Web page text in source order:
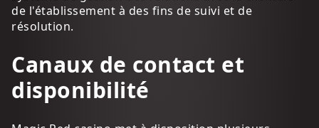
de l'établissement à des fins de suivi et de
résolution.
Canaux de contact et
disponibilité